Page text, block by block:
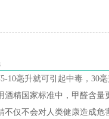
10毫升就可引起中毒，30
酒精国家标准中，甲醛含
仅不会对人类健康造成